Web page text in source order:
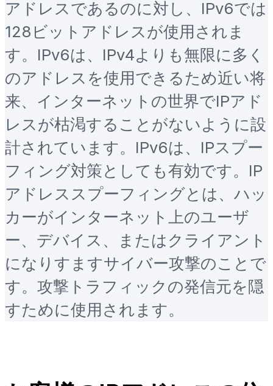
アドレスであるのに対し、IPv6では
128ビットアドレスが使用されま
す。IPv6は、IPv4よりも無限に多く
のアドレスを使用できるため近い将
来、インターネットの世界でIPアド
レスが枯渇することがないように設
計されています。IPv6は、IPスプー
フィング対策としても有効です。IP
アドレススプーフィングとは、ハッ
カーがインターネット上のユーザ
ー、デバイス、またはクライアント
になりすますサイバー攻撃のことで
す。攻撃トラフィックの発信元を隠
すために使用されます。